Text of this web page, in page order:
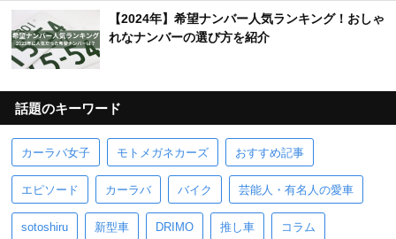
【2024年】希望ナンバー人気ランキング！おしゃ
れなナンバーの選び方を紹介
話題のキーワード
カーラバ女子 モトメガネカーズ おすすめ記事
エピソード カーラバ バイク 芸能人・有名人の愛車
sotoshiru 新型車 DRIMO 推し車 コラム